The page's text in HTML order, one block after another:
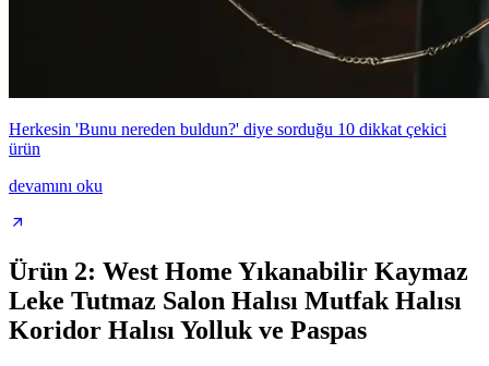
Herkesin 'Bunu nereden buldun?' diye sorduğu 10 dikkat çekici
ürün
devamını oku
Ürün 2: West Home Yıkanabilir Kaymaz
Leke Tutmaz Salon Halısı Mutfak Halısı
Koridor Halısı Yolluk ve Paspas